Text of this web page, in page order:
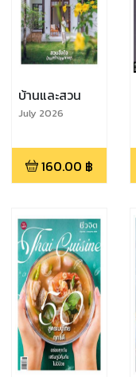
บ้านและสวน
July 2026
160.00 ฿